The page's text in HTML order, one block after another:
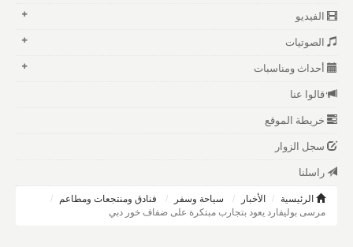
الفيديو
الصوتيات
أحداث ومناسبات
قالوا عنا
خريطة الموقع
سجل الزوار
راسلنا
الرئيسية الأخبار سياحة وسفر
فنادق ومنتجعات ومطاعم
مرسى بوليفارد يعود بتجارب مبتكرة على ضفاف خور دبي